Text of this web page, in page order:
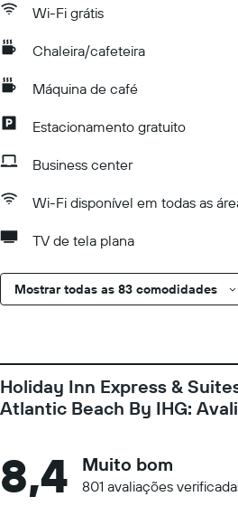
Wi-Fi grátis
Chaleira/cafeteira
Máquina de café
Estacionamento gratuito
Business center
Wi-Fi disponível em todas as
TV de tela plana
Mostrar todas as 83 comodidades
Holiday Inn Express &
Atlantic Beach By IHG:
8,4 Muito bom
801 avaliações